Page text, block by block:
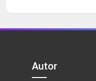
Autor